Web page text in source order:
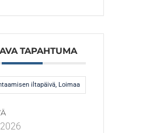
TAPAHTUMA
iltapäivä, Loimaa